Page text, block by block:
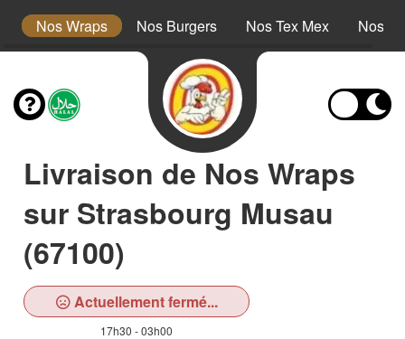
Nos Wraps Nos Burgers Nos Tex Mex Nos
Livraison de Nos Wraps
sur Strasbourg Musau
(67100)
Actuellement fermé...
17h30 - 03h00